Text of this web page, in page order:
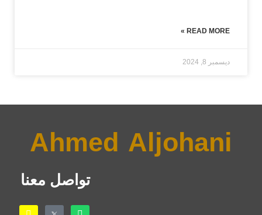
READ MORE »
ديسمبر 8, 2024
Ahmed Aljohani
تواصل معنا